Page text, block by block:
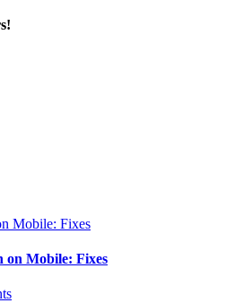
Mobile: Fixes
on Mobile: Fixes